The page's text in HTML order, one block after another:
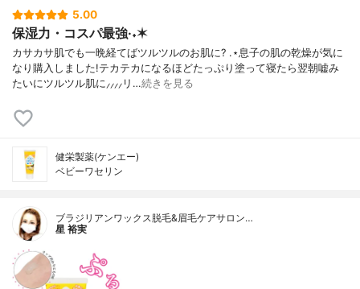
5.00
保湿力・コスパ最強·˖✶
カサカサ肌でも一晩経てばツルツルのお肌に? .⋆息子の肌の乾燥が気に
なり購入しました!テカテカになるほどたっぷり塗って寝たら翌朝嘘み
たいにツルツル肌に⸝⸝⸝⸝リ…続きを見る
健栄製薬(ケンエー)
ベビーワセリン
ブラジリアンワックス脱毛&眉毛ケアサロン…
星 裕実